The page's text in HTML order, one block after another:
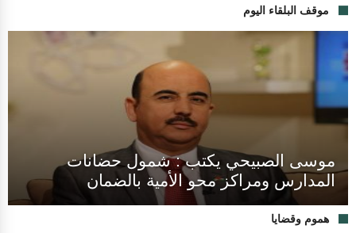
موقف البلقاء اليوم
موسى الصبيحي يكتب : شمول حضانات
المدارس ومراكز محو الأمية بالضمان
هموم وقضايا